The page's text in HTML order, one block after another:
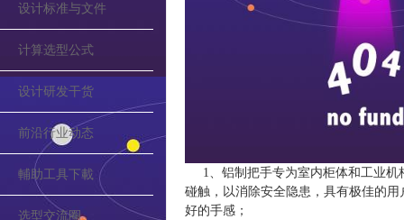
设计标准与文件
计算选型公式
设计研发干货
前沿行业动态
輔助工具下載
选型交流圈
1、铝制把手专为室内柜体和工业
碰触，以消除安全隐患，具有极佳的
好的手感；